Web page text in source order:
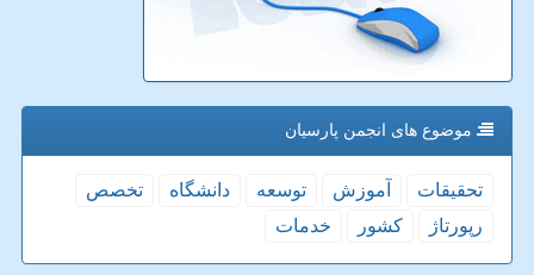
موضوع های انجمن پارسیان
تحقیقات آموزش توسعه دانشگاه
تخصص
رپورتاژ
كشور خدمات